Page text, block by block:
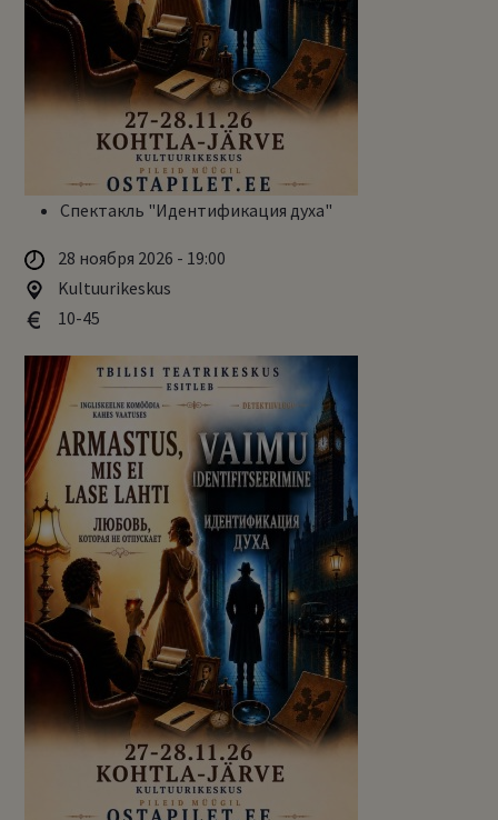
Спектакль "Идентификация духа"
28 ноября 2026 - 19:00
Kultuurikeskus
10-45